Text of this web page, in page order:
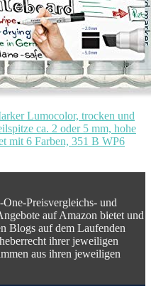
Lumocolor, trocken und
ca. 2 oder 5 mm, hohe
mit 6 Farben, 351 B WP6
Preisvergleichs- und
auf Amazon bietet und
Blogs auf dem Laufenden
ihrer jeweiligen
aus ihren jeweiligen